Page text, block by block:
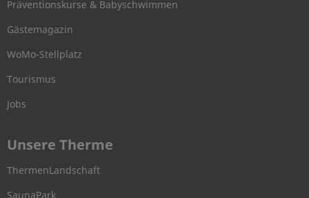
Präventionskurse & Babyschwimmen
Gästemagazin
WoMo-Stellplatz
Tourismus
Jobs
Unsere Therme
ThermenLandschaft
SaunaPark